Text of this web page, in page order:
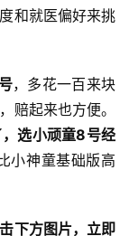
和就医偏好来挑
，多花一百来块
赔起来也方便。
选小顽童8号经
小神童基础版高
下方图片，立即